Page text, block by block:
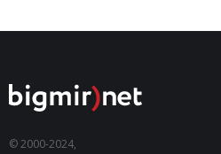
© 2000-2024,